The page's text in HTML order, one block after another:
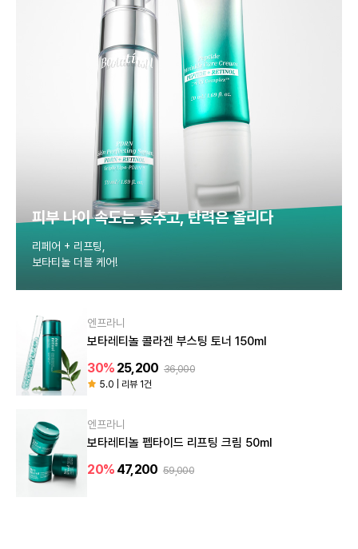
피부 나이 속도는 늦추고, 탄력은 올리다
리페어 + 리프팅,
보타티놀 더블 케어!
엔프라니
보타레티놀 콜라겐 부스팅 토너 150ml
30% 25,200 36,000
5.0 | 리뷰 1건
엔프라니
보타레티놀 펩타이드 리프팅 크림 50ml
20% 47,200 59,000